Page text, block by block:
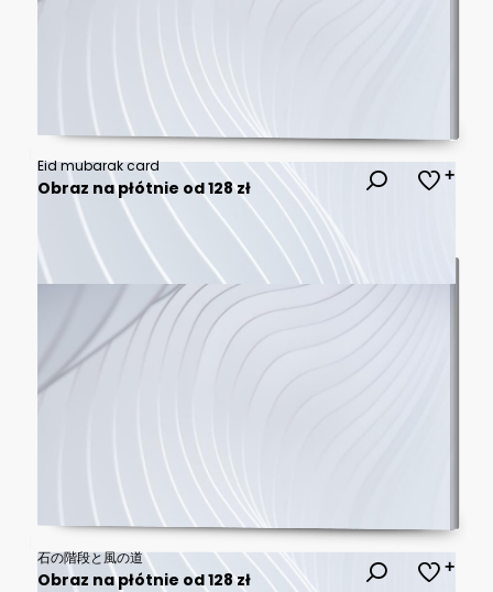
Eid mubarak card
Obraz na płótnie od 128 zł
石の階段と風の道
Obraz na płótnie od 128 zł